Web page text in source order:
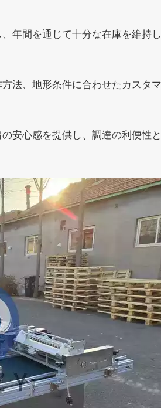
年間を通じて十分な在庫を維持
法、地形条件に合わせたカスタ
安心感を提供し、調達の利便性